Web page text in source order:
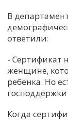
И
К
В
ответили:
- Сертификат
женщине,
ребенка. Но
Когда